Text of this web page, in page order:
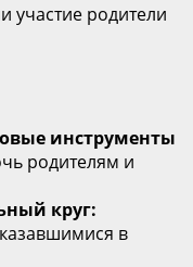
участие родители
инструменты
родителям и
круг:
в